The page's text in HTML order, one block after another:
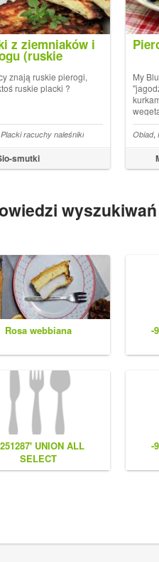
z ziemniaków i
(ruskie
znają ruskie pierogi,
ruskie placki ?
smutki
Placki racuchy naleśniki
My
zrobić
Obiad,
wyszukiwań
Rosa webbiana
-
UNION ALL
SELECT
-